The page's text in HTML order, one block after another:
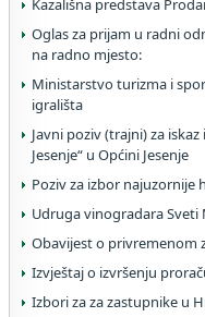
Kazališna predstava
Oglas za prijam u radni
na radno mjesto:
Ministarstvo turizma i
igrališta
Javni poziv (trajni) za
Jesenje“ u Općini Jesenje
Poziv za izbor najuzornije
Udruga vinogradara
Obavijest o privremenom
Izvještaj o izvršenju
Izbori za za zastupnike u